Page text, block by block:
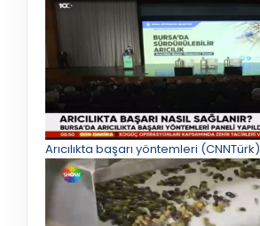
Arıcılıkta başarı yöntemleri (CNNTürk)